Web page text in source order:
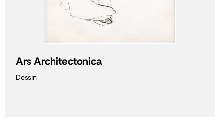
Ars Architectonica
Dessin